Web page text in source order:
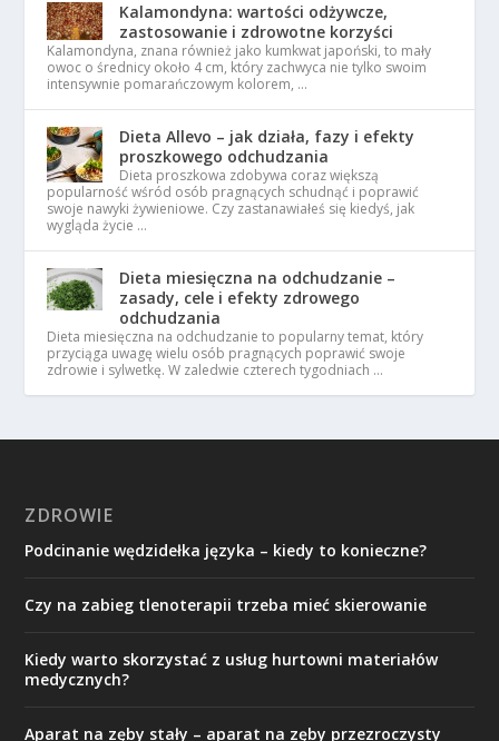
Kalamondyna: wartości odżywcze,
zastosowanie i zdrowotne korzyści
Kalamondyna, znana również jako kumkwat japoński, to mały
owoc o średnicy około 4 cm, który zachwyca nie tylko swoim
intensywnie pomarańczowym kolorem, …
Dieta Allevo – jak działa, fazy i efekty
proszkowego odchudzania
Dieta proszkowa zdobywa coraz większą
popularność wśród osób pragnących schudnąć i poprawić
swoje nawyki żywieniowe. Czy zastanawiałeś się kiedyś, jak
wygląda życie …
Dieta miesięczna na odchudzanie –
zasady, cele i efekty zdrowego
odchudzania
Dieta miesięczna na odchudzanie to popularny temat, który
przyciąga uwagę wielu osób pragnących poprawić swoje
zdrowie i sylwetkę. W zaledwie czterech tygodniach …
ZDROWIE
Podcinanie wędzidełka języka – kiedy to konieczne?
Czy na zabieg tlenoterapii trzeba mieć skierowanie
Kiedy warto skorzystać z usług hurtowni materiałów
medycznych?
Aparat na zęby stały – aparat na zęby przezroczysty